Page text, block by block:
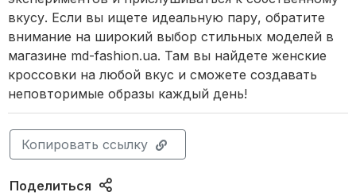
вкусу. Если вы ищете идеальную пару, обратите
внимание на широкий выбор стильных моделей в
магазине md-fashion.ua. Там вы найдете женские
кроссовки на любой вкус и сможете создавать
неповторимые образы каждый день!
Копировать ссылку
Поделиться